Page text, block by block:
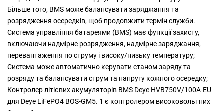
Більше того, BMS може балансувати заряджання та
розрядження осередків, щоб продовжити термін служби.
Система управління батареями (BMS) має функції захисту,
включаючи надмірне розрядження, надмірне заряджання,
перевантаження по струму і високу/низьку температуру;
Система може автоматично керувати станом заряду та
розряду та балансувати струм та напругу кожного осередку;
Контролер літієвих акумуляторів BMS Deye HVB750V/100A-EU
для Deye LiFePO4 BOS-GM5. 1 є контролером високовольтних